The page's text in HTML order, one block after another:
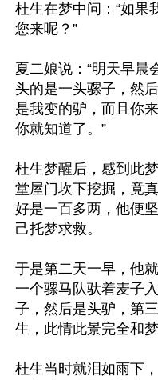
杜生在梦中问：“如果
您来呢？”
夏二娘说：“明天早晨
头的是一头骡子，然
是我变的驴，而且你
你就知道了。”
杜生梦醒后，感到此
堂屋门坎下挖掘，竟
好是一百多两，他便
己托梦求救。
于是第二天一早，他
一个骡马队驮着麦子
子，然后是头驴，第
生，此情此景完全和
杜生当时就泪如雨下